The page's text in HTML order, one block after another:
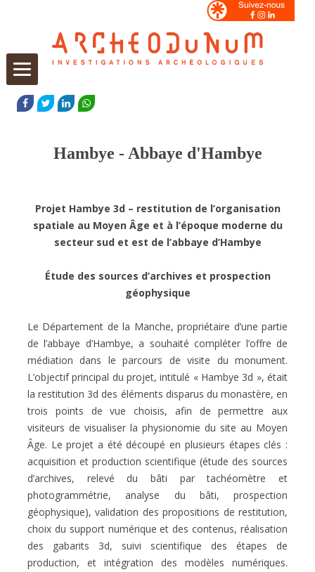
FACEBOOK
TWITTERLINKEDIN
Hambye - Abbaye d'Hambye
Projet Hambye 3d – restitution de l’organisation
spatiale au Moyen Âge et à l’époque moderne du
secteur sud et est de l’abbaye d’Hambye
Étude des sources d’archives et prospection
géophysique
Le Département de la Manche, propriétaire d’une partie
de l’abbaye d’Hambye, a souhaité compléter l’offre de
médiation dans le parcours de visite du monument.
L’objectif principal du projet, intitulé « Hambye 3d », était
la restitution 3d des éléments disparus du monastère, en
trois points de vue choisis, afin de permettre aux
visiteurs de visualiser la physionomie du site au Moyen
Âge. Le projet a été découpé en plusieurs étapes clés :
acquisition et production scientifique (étude des sources
d’archives, relevé du bâti par tachéomètre et
photogrammétrie, analyse du bâti, prospection
géophysique), validation des propositions de restitution,
choix du support numérique et des contenus, réalisation
des gabarits 3d, suivi scientifique des étapes de
production, et intégration des modèles numériques.